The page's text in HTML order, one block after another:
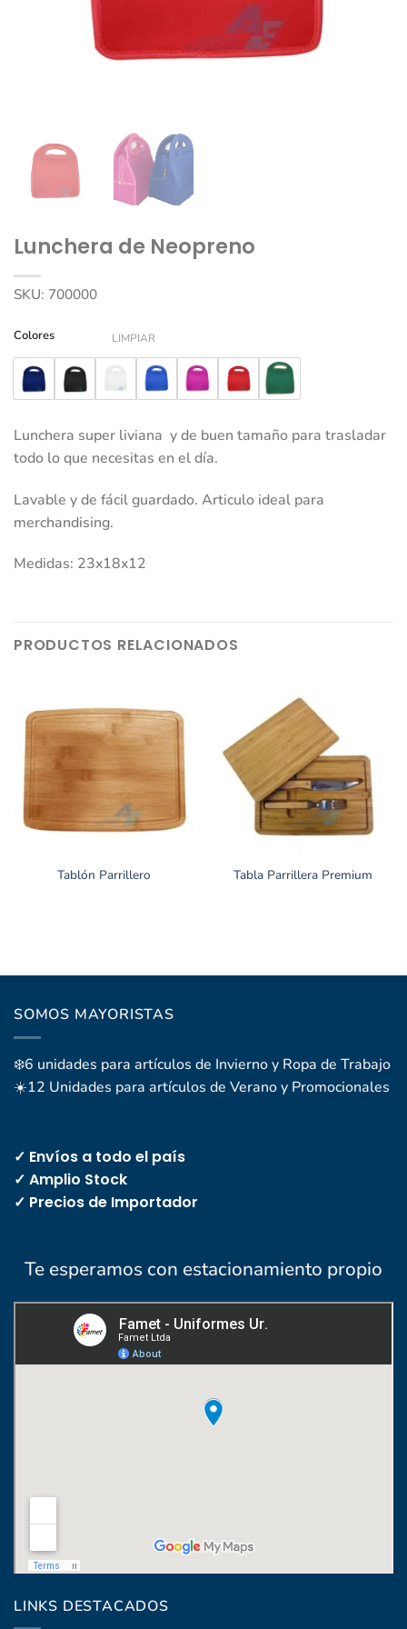
Lunchera de Neopreno
SKU: 700000
Colores LIMPIAR
Lunchera super liviana y de buen tamaño para trasladar
todo lo que necesitas en el día.
Lavable y de fácil guardado. Articulo ideal para
merchandising.
Medidas: 23x18x12
PRODUCTOS RELACIONADOS
Tablón Parrillero Tabla Parrillera Premium
SOMOS MAYORISTAS
❄️6 unidades para artículos de Invierno y Ropa de Trabajo
☀️12 Unidades para artículos de Verano y Promocionales
✓ Envíos a todo el país
✓ Amplio Stock
✓ Precios de Importador
Te esperamos con estacionamiento propio
LINKS DESTACADOS